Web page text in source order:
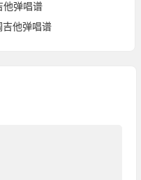
他弹唱谱
吉他弹唱谱